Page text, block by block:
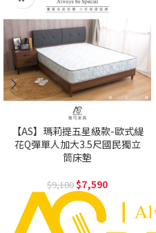
【AS】瑪莉提五星級款-歐式緹
花Q彈單人加大3.5尺國民獨立
筒床墊
9,100 7,590